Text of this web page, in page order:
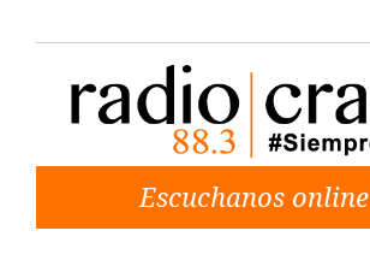
Escuchanos online